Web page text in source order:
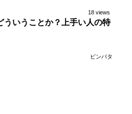
18 views
ういうことか？上手い人の特
ピンバタ